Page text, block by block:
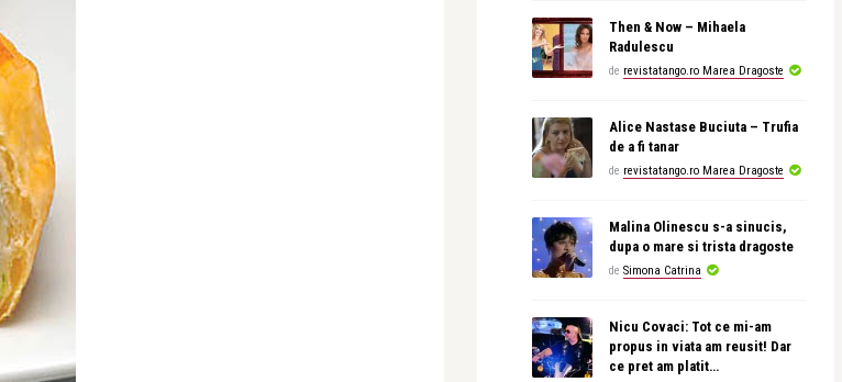
Then & Now – Mihaela
Radulescu
de revistatango.ro Marea Dragoste
Alice Nastase Buciuta – Trufia
de a fi tanar
de revistatango.ro Marea Dragoste
Malina Olinescu s-a sinucis,
dupa o mare si trista dragoste
de Simona Catrina
Nicu Covaci: Tot ce mi-am
propus in viata am reusit! Dar
ce pret am platit…